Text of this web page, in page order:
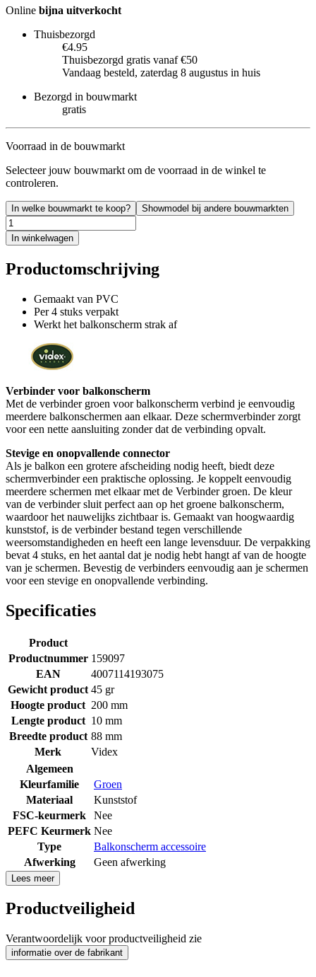
Online bijna uitverkocht
Thuisbezorgd
€4.95
Thuisbezorgd gratis vanaf €50
Vandaag besteld, zaterdag 8 augustus in huis
Bezorgd in bouwmarkt
gratis
Voorraad in de bouwmarkt
Selecteer jouw bouwmarkt om de voorraad in de winkel te
controleren.
In welke bouwmarkt te koop? Showmodel bij andere bouwmarkten
In winkelwagen
Productomschrijving
Gemaakt van PVC
Per 4 stuks verpakt
Werkt het balkonscherm strak af
Verbinder voor balkonscherm
Met de verbinder groen voor balkonscherm verbind je eenvoudig
meerdere balkonschermen aan elkaar. Deze schermverbinder zorgt
voor een nette aansluiting zonder dat de verbinding opvalt.
Stevige en onopvallende connector
Als je balkon een grotere afscheiding nodig heeft, biedt deze
schermverbinder een praktische oplossing. Je koppelt eenvoudig
meerdere schermen met elkaar met de Verbinder groen. De kleur
van de verbinder sluit perfect aan op het groene balkonscherm,
waardoor het nauwelijks zichtbaar is. Gemaakt van hoogwaardig
kunststof, is de verbinder bestand tegen verschillende
weersomstandigheden en heeft een lange levensduur. De verpakking
bevat 4 stuks, en het aantal dat je nodig hebt hangt af van de hoogte
van je schermen. Bevestig de verbinders eenvoudig aan je schermen
voor een stevige en onopvallende verbinding.
Specificaties
Product
Productnummer 159097
EAN
4007114193075
Gewicht product 45 gr
Hoogte product 200 mm
Lengte product 10 mm
Breedte product 88 mm
Merk
Videx
Algemeen
Kleurfamilie
Groen
Materiaal
Kunststof
FSC-keurmerk
Nee
PEFC Keurmerk Nee
Type
Balkonscherm accessoire
Afwerking
Geen afwerking
Lees meer
Productveiligheid
Verantwoordelijk voor productveiligheid zie
informatie over de fabrikant